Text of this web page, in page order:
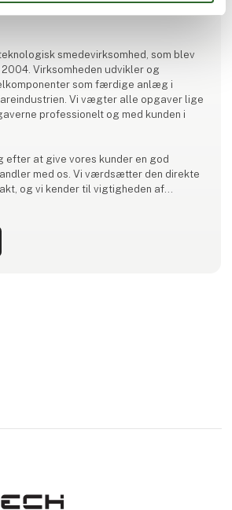
af:
smedevirksomhed, som blev
Virksomheden udvikler og
som færdige anlæg i
Vi vægter alle opgaver lige
professionelt og med kunden i
efter at give vores kunder en god
med os. Vi værdsætter den direkte
og vi kender til vigtigheden af